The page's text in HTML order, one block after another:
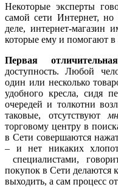
Некоторые эксперты
самой сети Интернет,
деле, интернет-магазин
которые ему и помогают в
Первая
доступность. Любой
один или несколько
удобного кресла, сидя
очередей и толкотни
таковые, отсутствуют
торговому центру в
в Сети совершаются
– и нет никаких
специалистами,
покупок в Сети делаются
выходить, а сам процесс